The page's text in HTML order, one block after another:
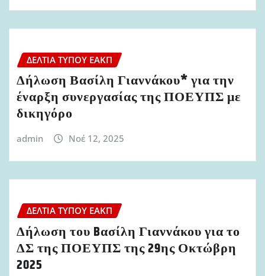
ΔΕΛΤΊΑ ΤΎΠΟΥ ΕΑΚΠ
Δήλωση Βασίλη Γιαννάκου* για την
έναρξη συνεργασίας της ΠΟΕΥΠΣ με
δικηγόρο
admin Νοέ 12, 2025
ΔΕΛΤΊΑ ΤΎΠΟΥ ΕΑΚΠ
Δήλωση του Bασίλη Γιαννάκου για το
ΔΣ της ΠΟΕΥΠΣ της 29ης Οκτώβρη
2025